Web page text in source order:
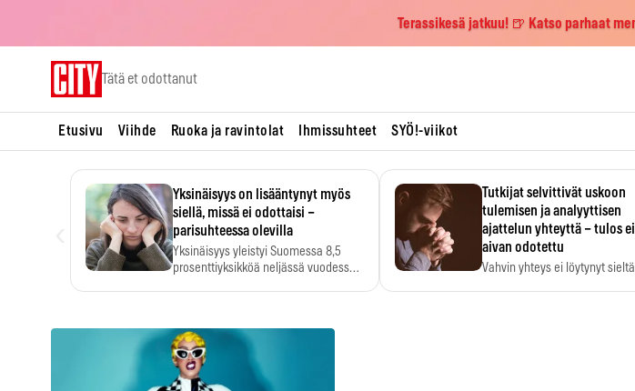
Terassikesä jatkuu! 🍺 Katso parhaat
Tätä et odottanut
Etusivu Viihde Ruoka ja ravintolat Ihmissuhteet SYÖ!-viikot
Yksinäisyys on lisääntynyt myös
siellä, missä ei odottaisi –
parisuhteessa olevilla
Yksinäisyys yleistyi Suomessa 8,5
prosenttiyksikköä neljässä vuodessa.
Tutkijat selvittivät uskoon
tulemisen ja analyyttisen
ajattelun yhteyttä – tulos
aivan odotettu
Vahvin yhteys ei löytynyt